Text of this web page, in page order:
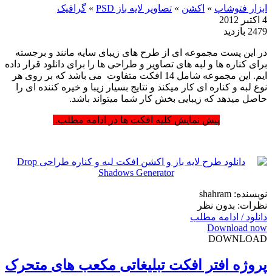
ابزار فتوشاپ » اکشن » تصاویر لایه باز PSD » گرافیک
4 اکتبر 2012
2479 بازدید
در این پست مجموعه ای از طرح های زیبای سایه مانند و برجسته
برای کناره ها و لبه های تصاویر و طراحی ها را برای دانلود قرار داده
ایم. این مجموعه شامل 14 افکت متفاوت می باشد که بر روی هر
نوع لبه و کناره ای کار میکند و نتایج بسیار زیبا و خیره کننده ای را
حاصل میدهد که زیبایی بخش کار شما میتواند باشد.
پیش نمایش کلیه افکت ها در ادامه مطلب.
نویسنده: shahram
نظرات: بدون نظر
دانلود / ادامه مطلب
Download now
DOWNLOAD
پروژه افتر افکت تبلیغاتی مکعب های متحرک